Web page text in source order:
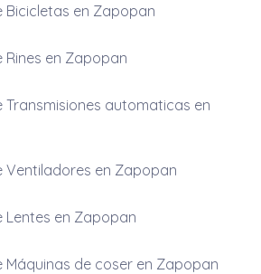
Bicicletas en Zapopan
Rines en Zapopan
Transmisiones automaticas en
Ventiladores en Zapopan
Lentes en Zapopan
Máquinas de coser en Zapopan